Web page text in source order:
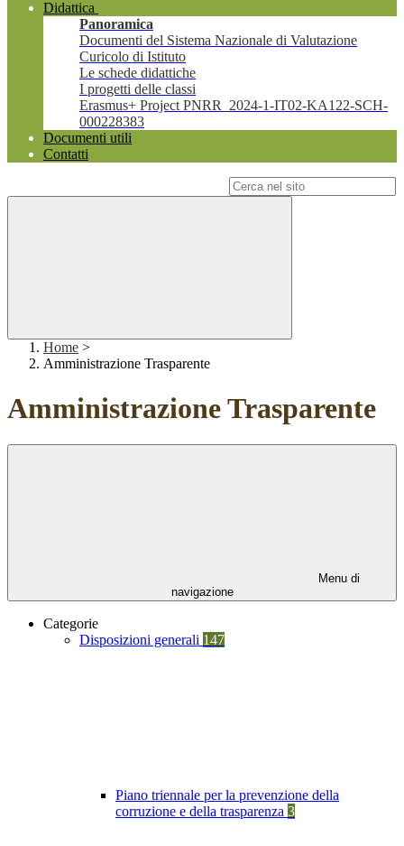
Didattica
Panoramica
Documenti del Sistema Nazionale di Valutazione
Curicolo di Istituto
Le schede didattiche
I progetti delle classi
Erasmus+ Project PNRR_2024-1-IT02-KA122-SCH-
000228383
Documenti utili
Contatti
Home >
Amministrazione Trasparente
Amministrazione Trasparente
Menu di
navigazione
Categorie
Disposizioni generali 147
Piano triennale per la prevenzione della
corruzione e della trasparenza 3